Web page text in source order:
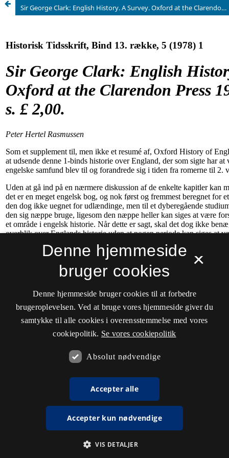
Sir George Clark: English History. A Survey. Oxford at the Clarendon Press 1971. xix + 567 s. £ 2,00.
×
Denne hjemmeside
bruger cookies
Denne hjemmeside bruger cookies til at forbedre
brugeroplevelsen. Ved at bruge vores hjemmeside giver du
samtykke til alle cookies i overensstemmelse med vores
cookiepolitik. Se vores cookiepolitik
Absolut nødvendige
Accepter alle
Accepter kun nødvendige
VIS DETALJER